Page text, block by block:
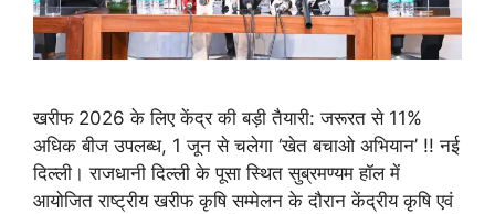
खरीफ 2026 के लिए केंद्र की बड़ी तैयारी: जरूरत से 11%
अधिक बीज उपलब्ध, 1 जून से चलेगा ‘खेत बचाओ अभियान’ !! नई
दिल्ली। राजधानी दिल्ली के पूसा स्थित सुब्रमण्यम हॉल में
आयोजित राष्ट्रीय खरीफ कृषि सम्मेलन के दौरान केंद्रीय कृषि एवं